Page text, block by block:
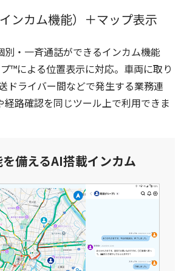
ンカム機能）＋マップ表示
別・一斉通話ができるインカム機能
™による位置表示に対応。車両に取り
ドライバー間などで発生する業務連
経路確認を同じツール上で利用できま
備えるAI搭載インカム